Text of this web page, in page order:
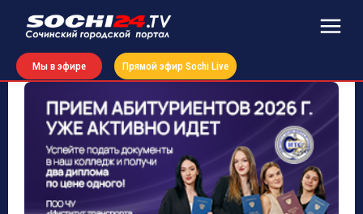
Мы в эфире Прямой эфир Sochi Live